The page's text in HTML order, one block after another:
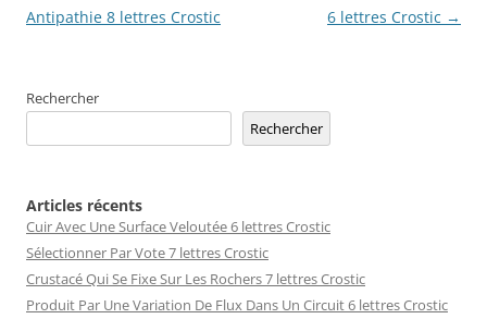
des
Antipathie 8 lettres Crostic
6 lettres Crostic →
Rechercher
Rechercher
Articles récents
Cuir Avec Une Surface Veloutée 6 lettres Crostic
Sélectionner Par Vote 7 lettres Crostic
Crustacé Qui Se Fixe Sur Les Rochers 7 lettres Crostic
Produit Par Une Variation De Flux Dans Un Circuit 6 lettres Crostic